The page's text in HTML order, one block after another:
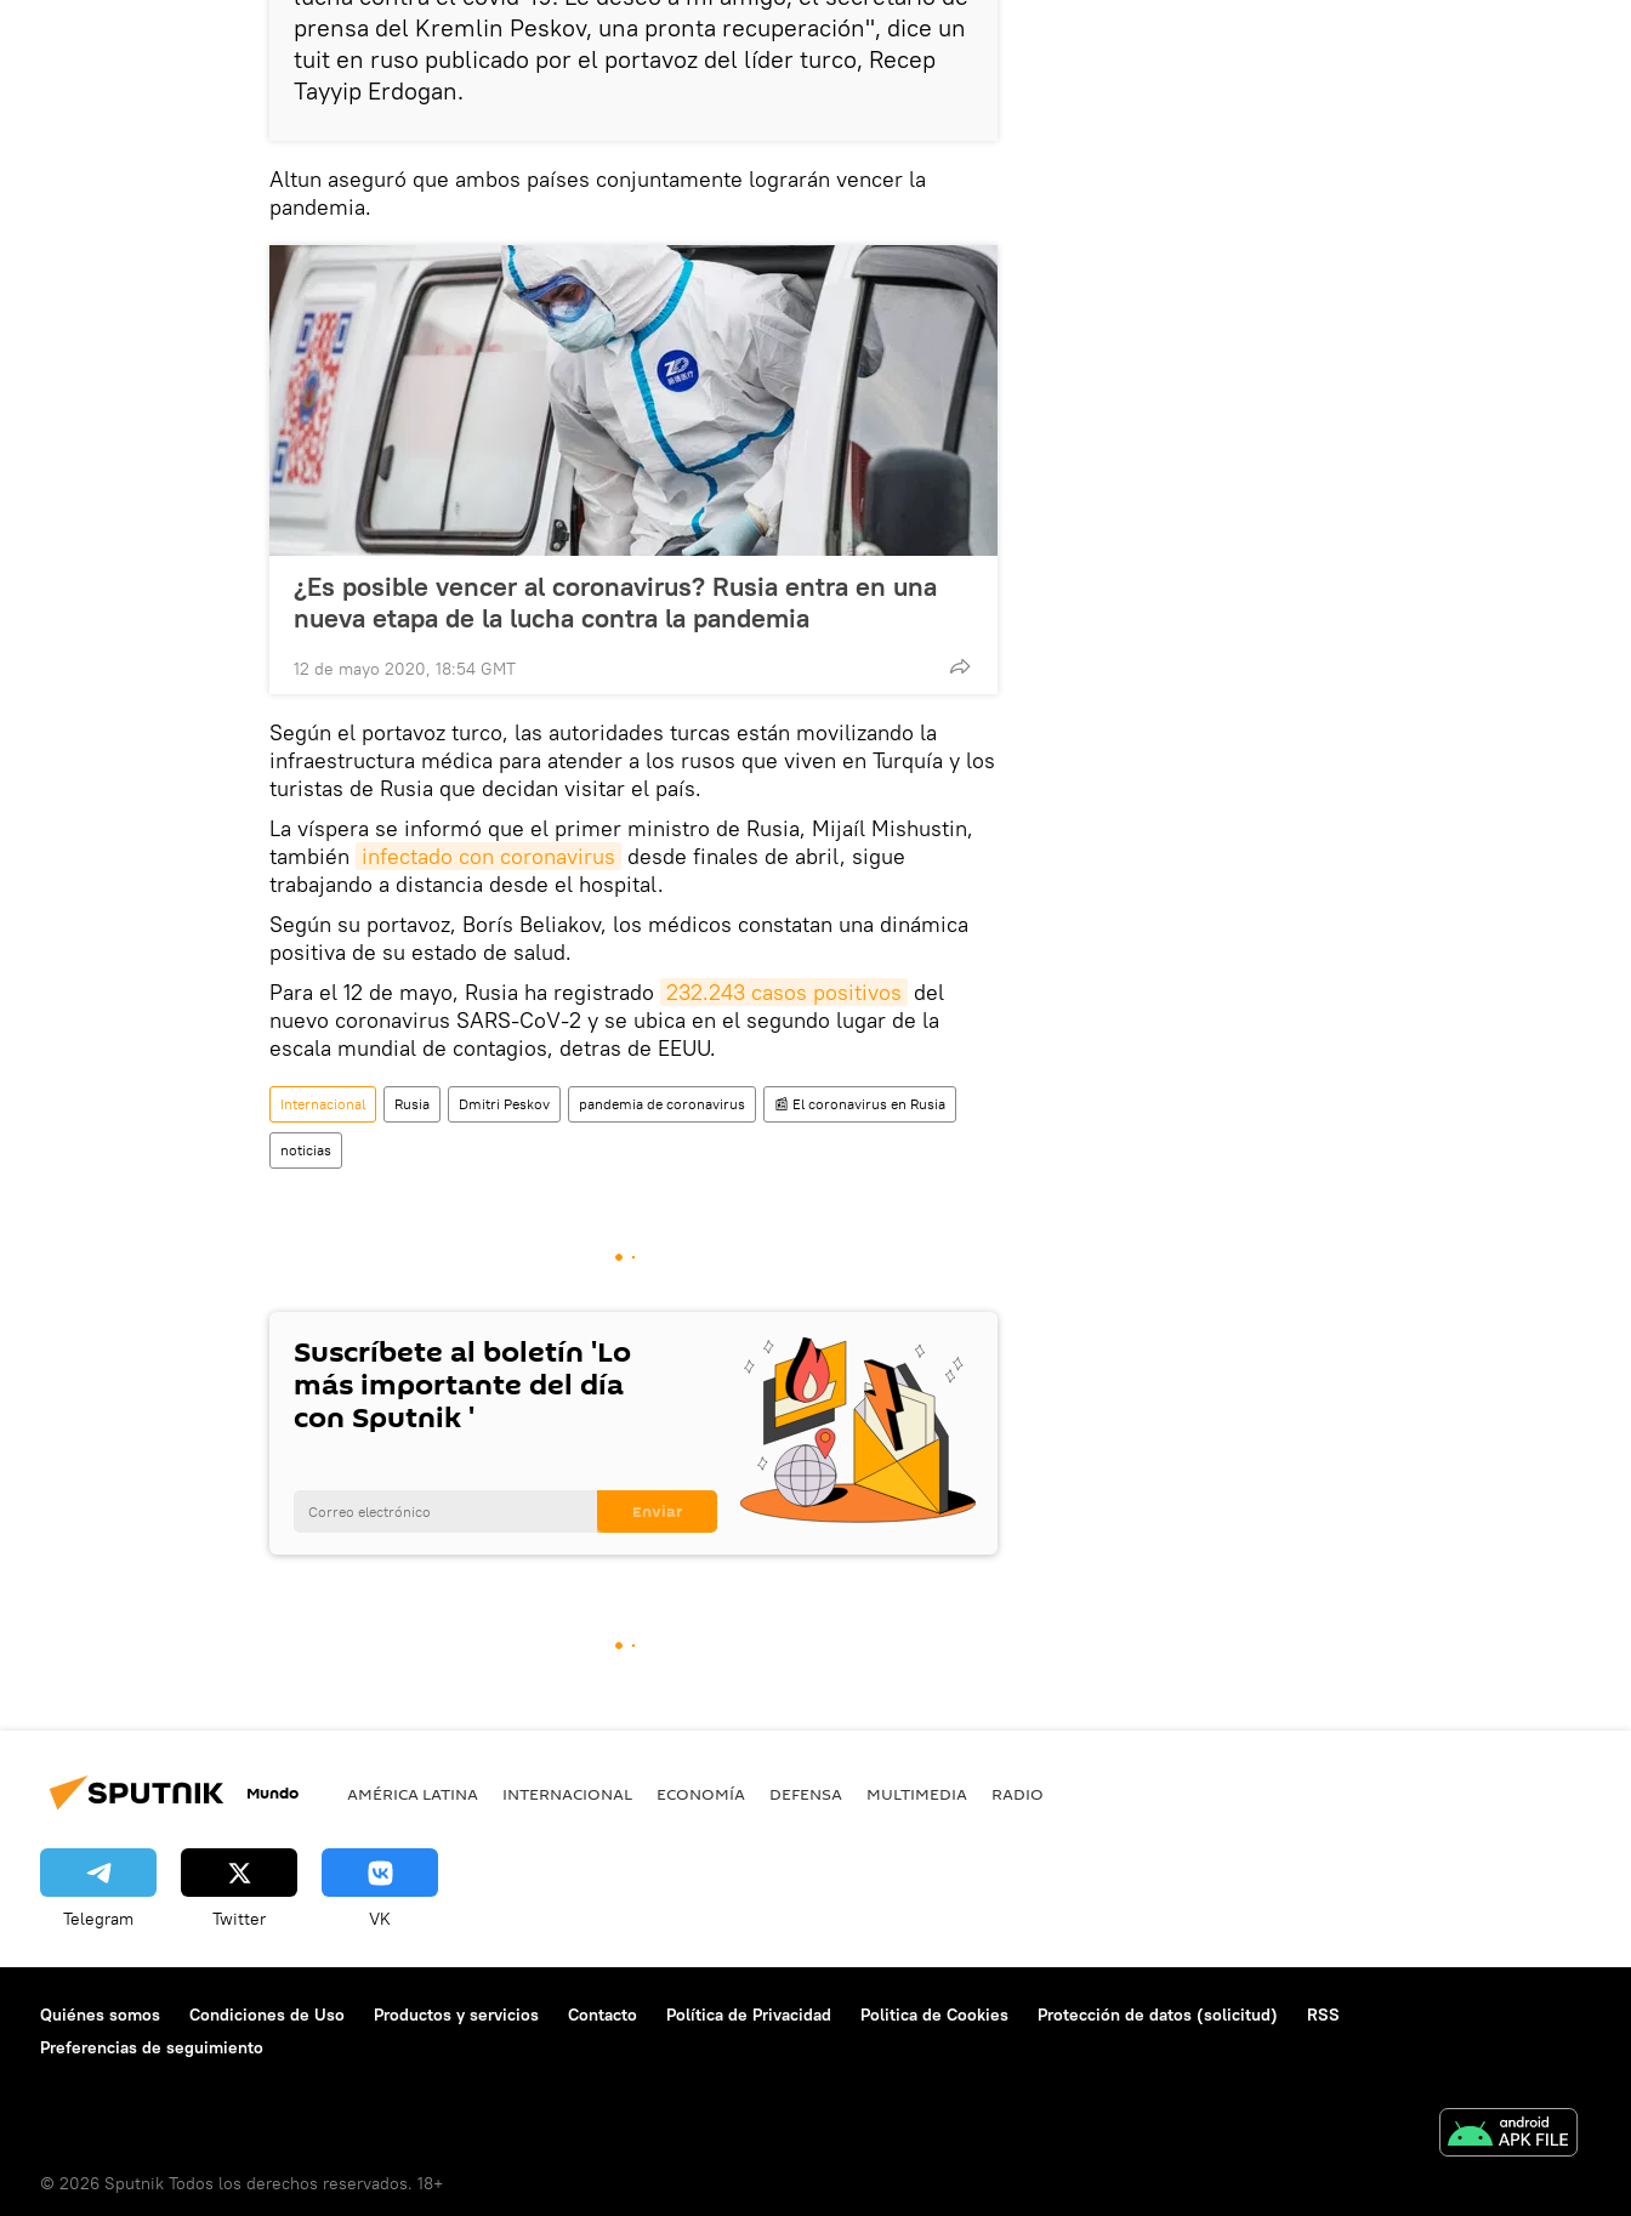
prensa del Kremlin Peskov, una pronta recuperación", dice un
tuit en ruso publicado por el portavoz del líder turco, Recep
Tayyip Erdogan.
Altun aseguró que ambos países conjuntamente lograrán vencer la
pandemia.
¿Es posible vencer al coronavirus? Rusia entra en una
nueva etapa de la lucha contra la pandemia
12 de mayo 2020, 18:54 GMT
Según el portavoz turco, las autoridades turcas están movilizando la
infraestructura médica para atender a los rusos que viven en Turquía y los
turistas de Rusia que decidan visitar el país.
La víspera se informó que el primer ministro de Rusia, Mijaíl Mishustin,
también infectado con coronavirus desde finales de abril, sigue
trabajando a distancia desde el hospital.
Según su portavoz, Borís Beliakov, los médicos constatan una dinámica
positiva de su estado de salud.
Para el 12 de mayo, Rusia ha registrado 232.243 casos positivos del
nuevo coronavirus SARS-CoV-2 y se ubica en el segundo lugar de la
escala mundial de contagios, detras de EEUU.
Internacional Rusia Dmitri Peskov pandemia de coronavirus 📰 El coronavirus en Rusia
noticias
Suscríbete al boletín 'Lo
más importante del día
con Sputnik '
Mundo AMÉRICA LATINA INTERNACIONAL ECONOMÍA DEFENSA MULTIMEDIA RADIO
Telegram Twitter VK
Quiénes somos Condiciones de Uso Productos y servicios Contacto Política de Privacidad Politica de Cookies Protección de datos (solicitud)
RSS
Preferencias de seguimiento
© 2026 Sputnik Todos los derechos reservados. 18+